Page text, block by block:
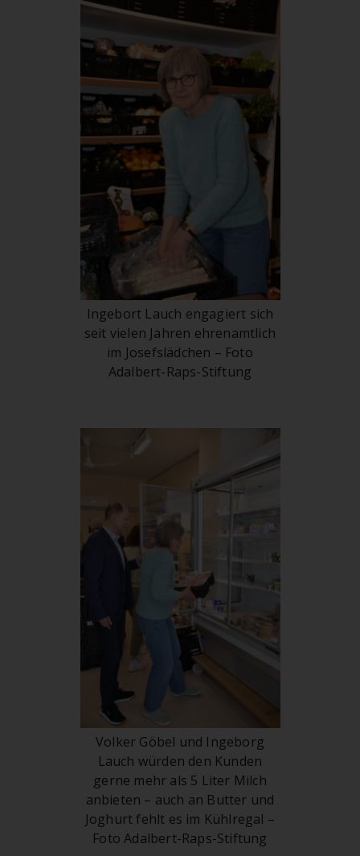
Ingebort Lauch engagiert sich
seit vielen Jahren ehrenamtlich
im Josefslädchen – Foto
Adalbert-Raps-Stiftung
Volker Göbel und Ingeborg
Lauch würden den Kunden
gerne mehr als 5 Liter Milch
anbieten – auch an Butter und
Joghurt fehlt es im Kühlregal –
Foto Adalbert-Raps-Stiftung